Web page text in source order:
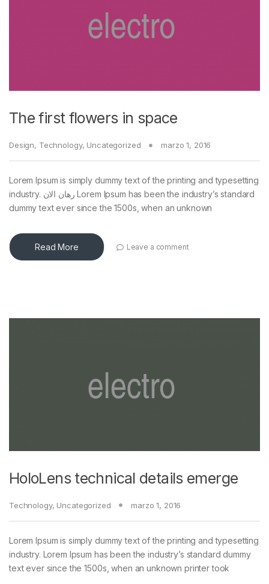
The first flowers in space
Design, Technology, Uncategorized marzo 1, 2016
Lorem Ipsum is simply dummy text of the printing and typesetting
industry. رهان الان Lorem Ipsum has been the industry’s standard
dummy text ever since the 1500s, when an unknown
Read More Leave a comment
HoloLens technical details emerge
Technology, Uncategorized marzo 1, 2016
Lorem Ipsum is simply dummy text of the printing and typesetting
industry. Lorem Ipsum has been the industry’s standard dummy
text ever since the 1500s, when an unknown printer took